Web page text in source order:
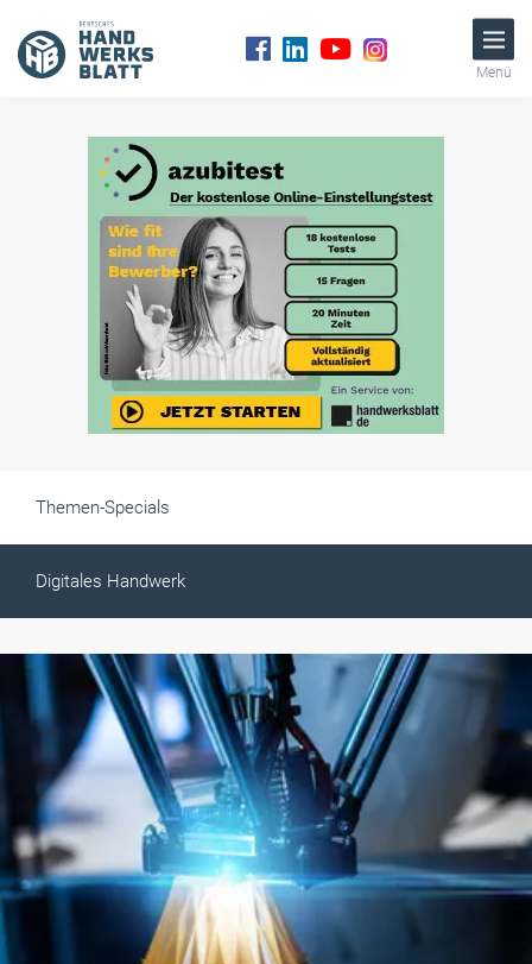
Menü
Themen-Specials
Digitales Handwerk